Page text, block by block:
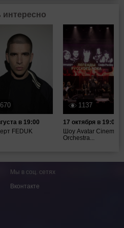
670
в 19:00
FEDUK
1137
17 октября в 19:00
Шоу Avatar Cinematic
Orchestra...
Мы в соц. сетях
Вконтакте